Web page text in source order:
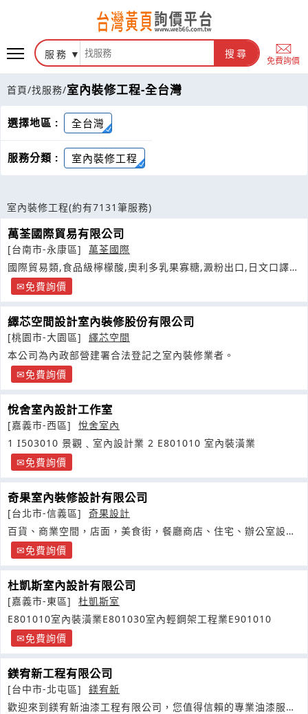
服務 搜尋
免費詢價
首頁/找服務/室內裝修工程-全台灣
選擇地區 : 全台灣
服務分類 : 室內裝修工程
室內裝修工程(約有7131筆服務)
萬荃國際貿易有限公司
[台南市-永康區]
萬荃國際
國際貿易類,食品級檸檬酸,奧利多乳果寡糖,澱粉出口,日文口譯及
日商來台投資相關協助業務
免費詢價
繹芯空間設計室內裝修股份有限公司
[桃園市-大園區]
繹芯空間
本公司為內政部營建署合法登記之室內裝修業者。
免費詢價
悅舍室內設計工作室
[嘉義市-西區]
悅舍室內
1 I503010 景觀﹑室內設計業 2 E801010 室內裝潢業
免費詢價
奇果室內裝修設計有限公司
[台北市-信義區]
奇果設計
百貨、商業空間，店面，美食街，餐廳商店、住宅、辦公室設
計、裝修
免費詢價
杜凱斯室內設計有限公司
[嘉義市-東區]
杜凱斯室
E801010室內裝潢業E801030室內輕鋼架工程業E901010
免費詢價
鎂宥新工程有限公司
[台中市-北屯區]
鎂宥新
歡迎來到鎂宥新油漆工程有限公司，您值得信賴的專業油漆服務